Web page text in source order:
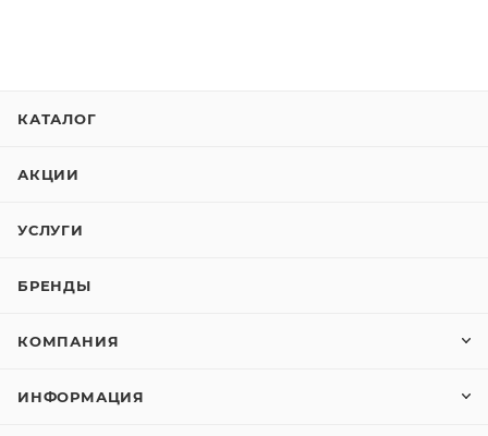
КАТАЛОГ
АКЦИИ
УСЛУГИ
БРЕНДЫ
КОМПАНИЯ
ИНФОРМАЦИЯ